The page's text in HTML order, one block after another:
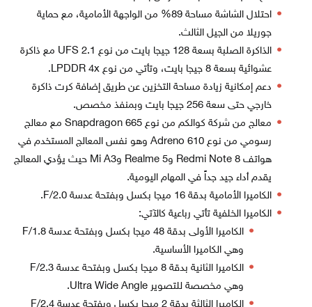
احتلال الشاشة مساحة 89% من الواجهة الأمامية، مع حماية
جوريلا من الجيل الثالث.
الذاكرة الصلبة بسعة 128 جيجا بايت من نوع UFS 2.1 مع ذاكرة
عشوائية بسعة 8 جيجا بايت، وتأتي من نوع LPDDR 4x.
دعم إمكانية زيادة مساحة التخزين عن طريق إضافة كرت ذاكرة
خارجي حتى سعة 256 جيجا بايت وبمنفذ مخصص.
معالج من شركة كوالكم من نوع Snapdragon 665 مع معالج
رسومي من نوع Adreno 610 وهو نفس المعالج المستخدم في
هواتف Redmi Note 8 وRealme 5 وMi A3 حيث يؤدي المعالج
يقدم أداء جيد جداً في المهام اليومية.
الكاميرا الأمامية بدقة 16 ميجا بكسل وبفتحة عدسة F/2.0.
الكاميرا الخلفية تأتي رباعية كالآتي:
الكاميرا الأولى بدقة 48 ميجا بكسل وبفتحة عدسة F/1.8
وهي الكاميرا الأساسية.
الكاميرا الثانية بدقة 8 ميجا بكسل وبفتحة عدسة F/2.3
وهي مخصصة للتصوير Ultra Wide Angle.
الكاميرا الثالثة بدقة 2 ميجا بكسل وبفتحة عدسة F/2.4